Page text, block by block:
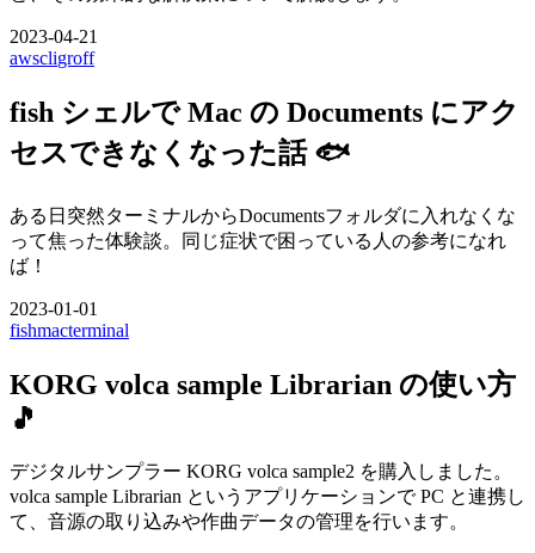
2023-04-21
awscligroff
fish シェルで Mac の Documents にアク
セスできなくなった話 🐟
ある日突然ターミナルからDocumentsフォルダに入れなくな
って焦った体験談。同じ症状で困っている人の参考になれ
ば！
2023-01-01
fishmacterminal
KORG volca sample Librarian の使い方
🎵
デジタルサンプラー KORG volca sample2 を購入しました。
volca sample Librarian というアプリケーションで PC と連携し
て、音源の取り込みや作曲データの管理を行います。